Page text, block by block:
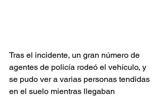
Tras el incidente, un gran número de
agentes de policía rodeó el vehículo, y
se pudo ver a varias personas tendidas
en el suelo mientras llegaban